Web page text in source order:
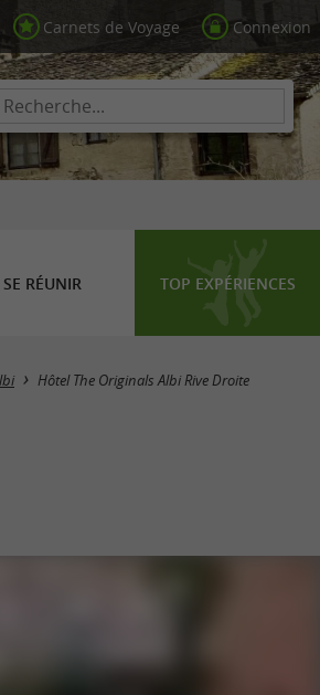
Carnets de Voyage Connexion
SE RÉUNIR TOP EXPÉRIENCES
Hôtel The Originals Albi Rive Droite